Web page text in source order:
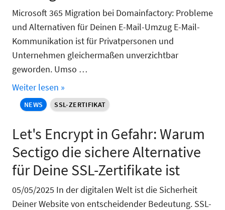
Microsoft 365 Migration bei Domainfactory: Probleme
und Alternativen für Deinen E-Mail-Umzug E-Mail-
Kommunikation ist für Privatpersonen und
Unternehmen gleichermaßen unverzichtbar
geworden. Umso …
Weiter lesen »
NEWS SSL-ZERTIFIKAT
Let's Encrypt in Gefahr: Warum
Sectigo die sichere Alternative
für Deine SSL-Zertifikate ist
05/05/2025 In der digitalen Welt ist die Sicherheit
Deiner Website von entscheidender Bedeutung. SSL-